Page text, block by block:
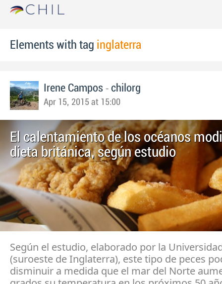
Elements with tag inglaterra
Irene Campos - chilorg
Apr 15, 2015 at 15:00
El calentamiento de los océanos
dieta británica, según estudio
Según el estudio, elaborado por la
(suroeste de Inglaterra), este tipo de peces
disminuir a medida que el mar del Norte